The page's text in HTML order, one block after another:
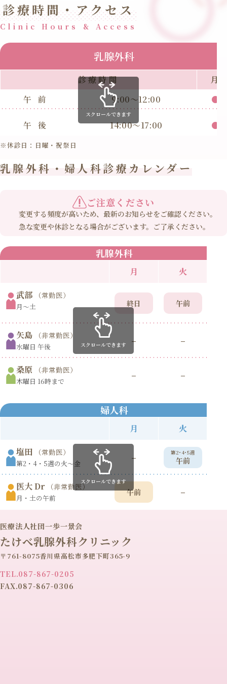
診療時間・アクセス
Clinic Hours & Access
乳腺外科
診療時間
月
午前
9:00～12:00 ●
午後 14:00～17:00 ●
スクロールできます
※休診日：日曜・祝祭日
乳腺外科・婦人科診療カレンダー
ご注意ください
変更する頻度が高いため、最新のお知らせをご確認ください。
急な変更や休診となる場合がございます。ご了承ください。
乳腺外科
月
火
武部
（常勤医）
月〜土 終日 午前
矢島 （非常勤医）
水曜日 午後
– –
桑原 （非常勤医）
木曜日 16時まで
– –
スクロールできます
婦人科
月
火
塩田
（常勤医）
第2・4・5週の火〜金
– 第2･4･5週
午前
医大 Dr （非常勤医）
月・土の午前
午前 –
スクロールできます
医療法人社団一歩一景会
たけべ乳腺外科クリニック
〒761-8075香川県高松市多肥下町365-9
TEL.087-867-0205
FAX.087-867-0306